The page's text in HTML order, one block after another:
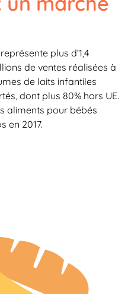
plus d’1,4
de ventes réalisées à
de laits infantiles
dont plus 80% hors UE.
aliments pour bébés
en 2017.